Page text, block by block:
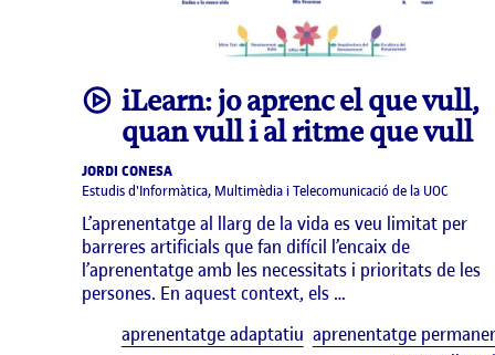
videoiLearn: jo aprenc el que vull,
quan vull i al ritme que vull
JORDI CONESA
Estudis d'Informàtica, Multimèdia i Telecomunicació de la UOC
L’aprenentatge al llarg de la vida es veu limitat per
barreres artificials que fan difícil l’encaix de
l’aprenentatge amb les necessitats i prioritats de les
persones. En aquest context, els …
aprenentatge adaptatiu aprenentatge